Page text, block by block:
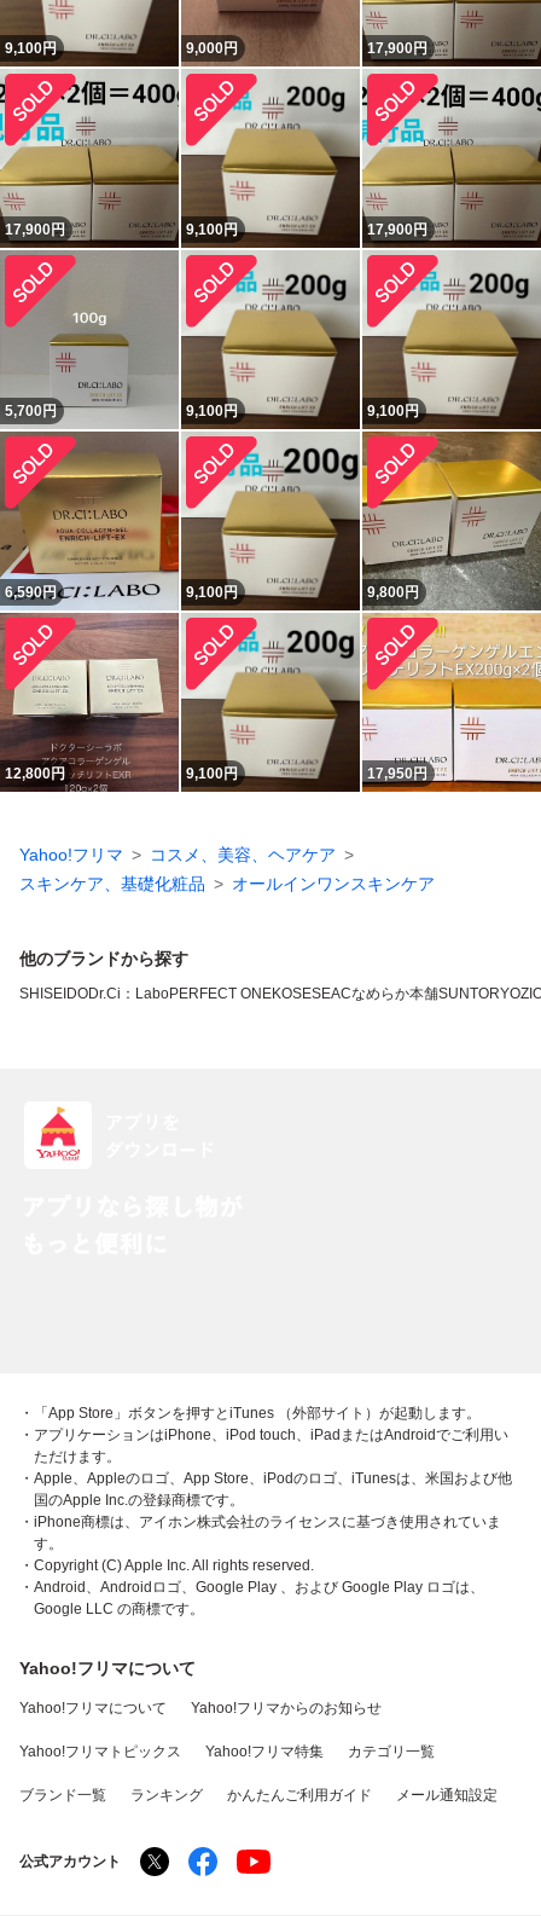
9,100円 9,000円 17,900円
17,900円 9,100円 17,900円
5,700円 9,100円 9,100円
6,590円 9,100円 9,800円
12,800円 9,100円 17,950円
Yahoo!フリマ
コスメ、美容、ヘアケア
スキンケア、基礎化粧品
オールインワンスキンケア
他のブランドから探す
SHISEIDODr.Ci：LaboPERFECT ONEKOSESEACなめらか本舗SUNTORY
・「App Store」ボタンを押すとiTunes （外部サイト）が起動します。
・アプリケーションはiPhone、iPod touch、iPadまたはAndroidでご利用い
ただけます。
・Apple、Appleのロゴ、App Store、iPodのロゴ、iTunesは、米国および他
国のApple Inc.の登録商標です。
・iPhone商標は、アイホン株式会社のライセンスに基づき使用されていま
す。
・Copyright (C) Apple Inc. All rights reserved.
・Android、Androidロゴ、Google Play 、および Google Play ロゴは、
Google LLC の商標です。
Yahoo!フリマについて
Yahoo!フリマについて Yahoo!フリマからのお知らせ
Yahoo!フリマトピックス Yahoo!フリマ特集 カテゴリ一覧
ブランド一覧 ランキング かんたんご利用ガイド メール通知設定
公式アカウント